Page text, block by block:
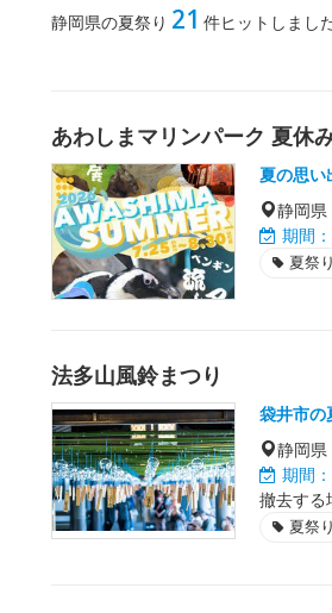
静岡県の夏祭り 21 件ヒットしまし
あわしまマリンパーク 夏休
夏の思い
静岡県
期間：
夏祭り
法多山風鈴まつり
袋井市の
静岡県
期間：
撤去する
夏祭り